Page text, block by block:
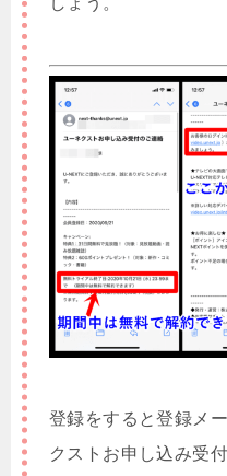
登録をすると登録メ
クストお申し込み受